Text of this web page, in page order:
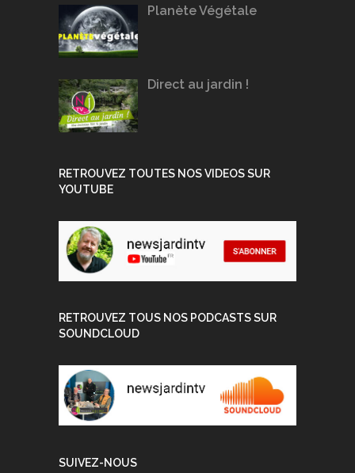
Planète Végétale
Direct au jardin !
RETROUVEZ TOUTES NOS VIDEOS SUR
YOUTUBE
RETROUVEZ TOUS NOS PODCASTS SUR
SOUNDCLOUD
SUIVEZ-NOUS